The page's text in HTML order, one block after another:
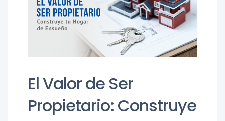
El Valor de Ser
Propietario: Construye